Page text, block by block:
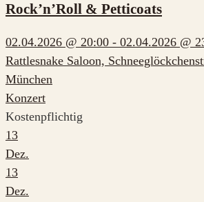
Rock’n’Roll & Petticoats
02.04.2026 @ 20:00 - 02.04.2026 @
Rattlesnake Saloon,
München
Konzert
Kostenpflichtig
13
Dez.
13
Dez.